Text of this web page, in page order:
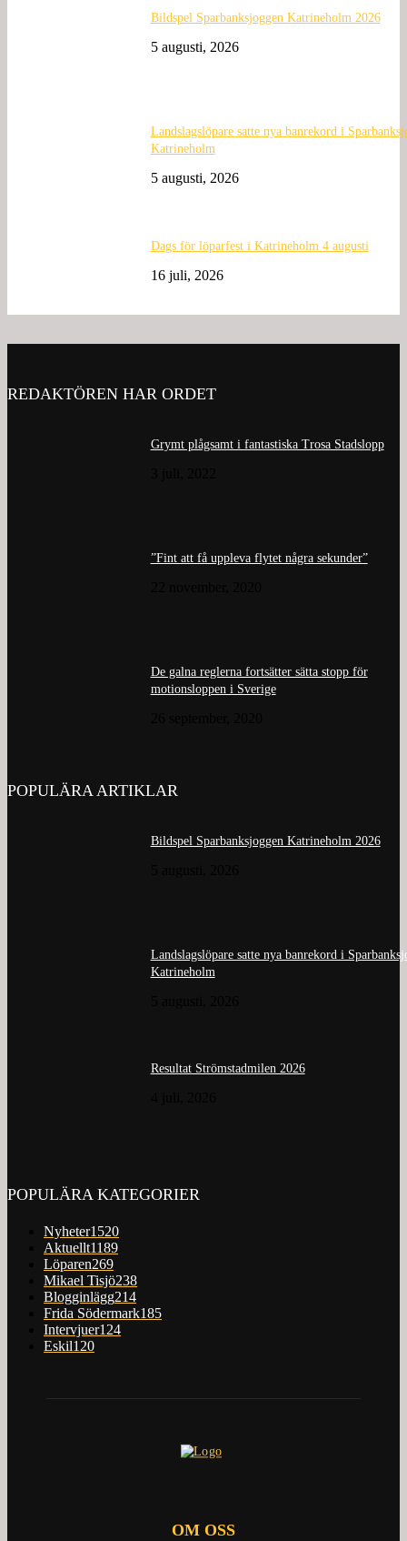
Bildspel Sparbanksjoggen Katrineholm 2026
5 augusti, 2026
Landslagslöpare satte nya banrekord i
Katrineholm
5 augusti, 2026
Dags för löparfest i Katrineholm 4 augusti
16 juli, 2026
REDAKTÖREN HAR ORDET
Grymt plågsamt i fantastiska Trosa Stadslopp
”Fint att få uppleva flytet några sekunder”
De galna reglerna fortsätter sätta stopp för
motionsloppen i Sverige
POPULÄRA ARTIKLAR
Bildspel Sparbanksjoggen Katrineholm 2026
Landslagslöpare satte nya banrekord i
Katrineholm
Resultat Strömstadmilen 2026
POPULÄRA KATEGORIER
Nyheter1520
Aktuellt1189
Löparen269
Mikael Tisjö238
Blogginlägg214
Frida Södermark185
Intervjuer124
Eskil120
OM OSS